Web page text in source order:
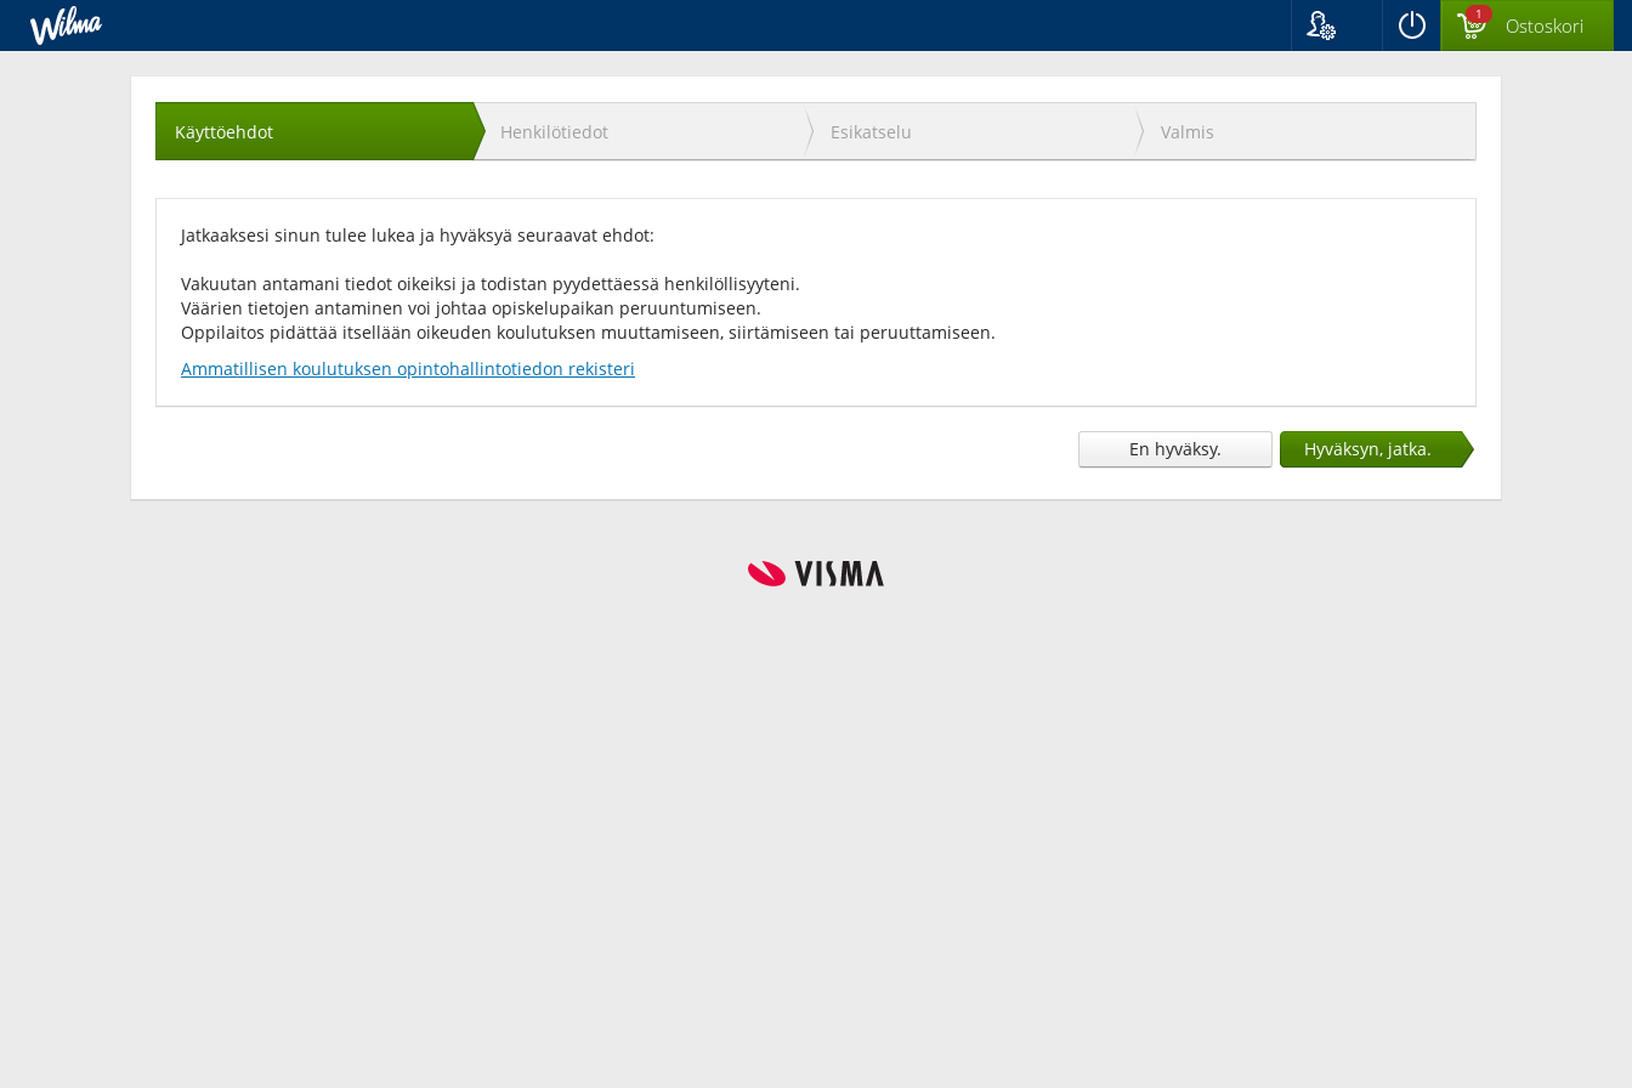
1 Ostoskori
Käyttöehtojen
hyväksyminen
Käyttöehdot Henkilötiedot Esikatselu Valmis
Jatkaaksesi sinun tulee lukea ja hyväksyä seuraavat ehdot:
Vakuutan antamani tiedot oikeiksi ja todistan pyydettäessä henkilöllisyyteni.
Väärien tietojen antaminen voi johtaa opiskelupaikan peruuntumiseen.
Oppilaitos pidättää itsellään oikeuden koulutuksen muuttamiseen, siirtämiseen tai peruuttamiseen.
Ammatillisen koulutuksen opintohallintotiedon rekisteri
En hyväksy. Hyväksyn, jatka.